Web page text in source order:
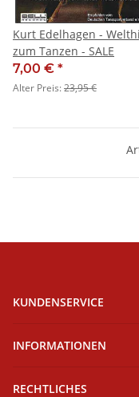
Kurt Edelhagen -
zum Tanzen - SALE
7,00 € *
Alter Preis:23,95 €
KUNDENSERVICE
INFORMATIONEN
RECHTLICHES